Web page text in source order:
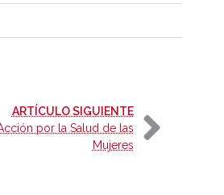
ARTÍCULO SIGUIENTE-
por la Salud de las
Mujeres